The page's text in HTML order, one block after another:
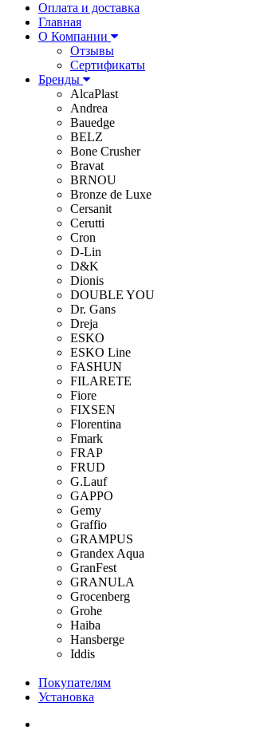
Оплата и доставка
Главная
О Компании
Отзывы
Сертификаты
Бренды
AlcaPlast
Andrea
Bauedge
BELZ
Bone Crusher
Bravat
BRNOU
Bronze de Luxe
Cersanit
Cerutti
Cron
D-Lin
D&K
Dionis
DOUBLE YOU
Dr. Gans
Dreja
ESKO
ESKO Line
FASHUN
FILARETE
Fiore
FIXSEN
Florentina
Fmark
FRAP
FRUD
G.Lauf
GAPPO
Gemy
Graffio
GRAMPUS
Grandex Aqua
GranFest
GRANULA
Grocenberg
Grohe
Haiba
Hansberge
Iddis
Покупателям
Установка